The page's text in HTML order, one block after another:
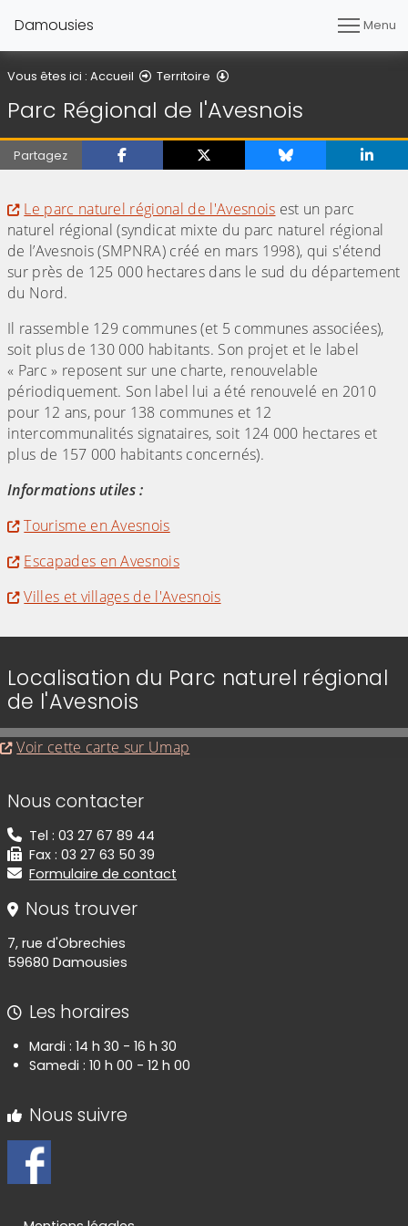
Damousies Menu
Vous êtes ici : Accueil Territoire
Parc Régional de l'Avesnois
Partagez
Le parc naturel régional de l'Avesnois est un parc
naturel régional (syndicat mixte du parc naturel régional
de l’Avesnois (SMPNRA) créé en mars 1998), qui s'étend
sur près de 125 000 hectares dans le sud du département
du Nord.
Il rassemble 129 communes (et 5 communes associées),
soit plus de 130 000 habitants. Son projet et le label
« Parc » reposent sur une charte, renouvelable
périodiquement. Son label lui a été renouvelé en 2010
pour 12 ans, pour 138 communes et 12
intercommunalités signataires, soit 124 000 hectares et
plus de 157 000 habitants concernés).
Informations utiles :
Tourisme en Avesnois
Escapades en Avesnois
Villes et villages de l'Avesnois
Localisation du Parc naturel régional
de l'Avesnois
Evitez la carte interactive ci-après et aller au
Voir cette carte sur Umap
Informations de contact
Nous contacter
Tel : 03 27 67 89 44
Fax : 03 27 63 50 39
Formulaire de contact
Nous trouver
7, rue d'Obrechies
59680 Damousies
Les horaires
Mardi : 14 h 30 - 16 h 30
Samedi : 10 h 00 - 12 h 00
Nous suivre